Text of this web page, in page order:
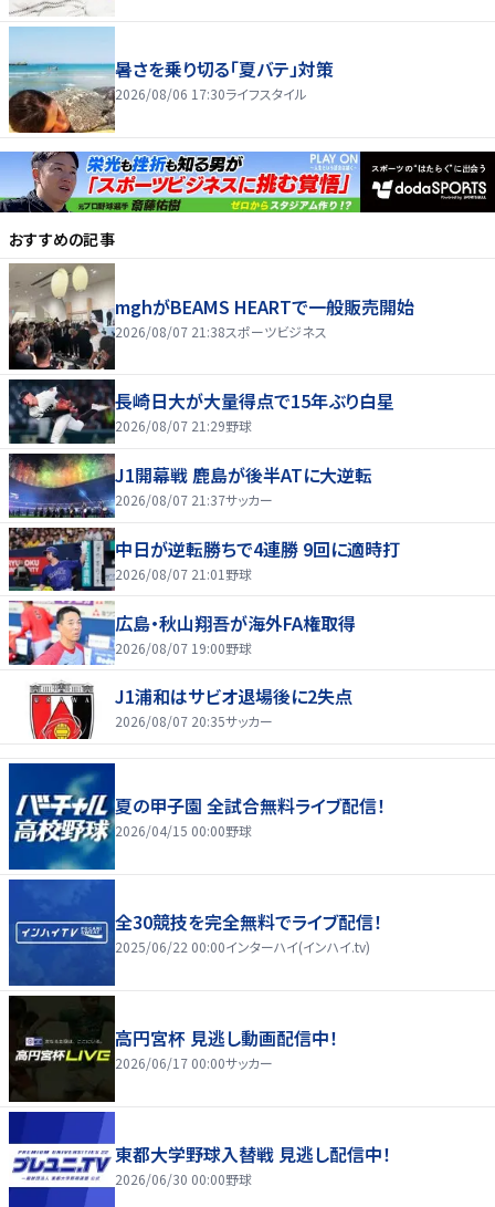
暑さを乗り切る「夏バテ」対策
2026/08/06 17:30ライフスタイル
おすすめの記事
mghがBEAMS HEARTで一般販売開始
2026/08/07 21:38スポーツビジネス
長崎日大が大量得点で15年ぶり白星
2026/08/07 21:29野球
J1開幕戦 鹿島が後半ATに大逆転
2026/08/07 21:37サッカー
中日が逆転勝ちで4連勝 9回に適時打
2026/08/07 21:01 野球
広島・秋山翔吾が海外FA権取得
2026/08/07 19:00野球
J1浦和はサビオ退場後に2失点
2026/08/07 20:35サッカー
夏の甲子園 全試合無料ライブ配信！
2026/04/15 00:00野球
全30競技を完全無料でライブ配信！
2025/06/22 00:00インターハイ(インハイ.tv)
高円宮杯 見逃し動画配信中！
2026/06/17 00:00サッカー
東都大学野球入替戦 見逃し配信中！
2026/06/30 00:00野球